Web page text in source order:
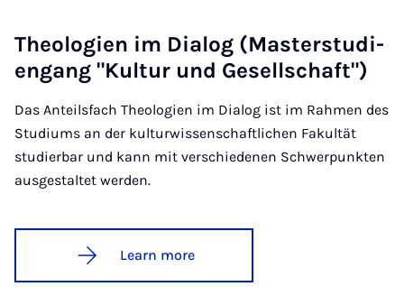
Theo­lo­gien im Dia­log (Mas­ter­stud­i­
engang "Kul­tur und Gesell­schaft")
Das Anteilsfach Theologien im Dialog ist im Rahmen des
Studiums an der kulturwissenschaftlichen Fakultät
studierbar und kann mit verschiedenen Schwerpunkten
ausgestaltet werden.
Learn more